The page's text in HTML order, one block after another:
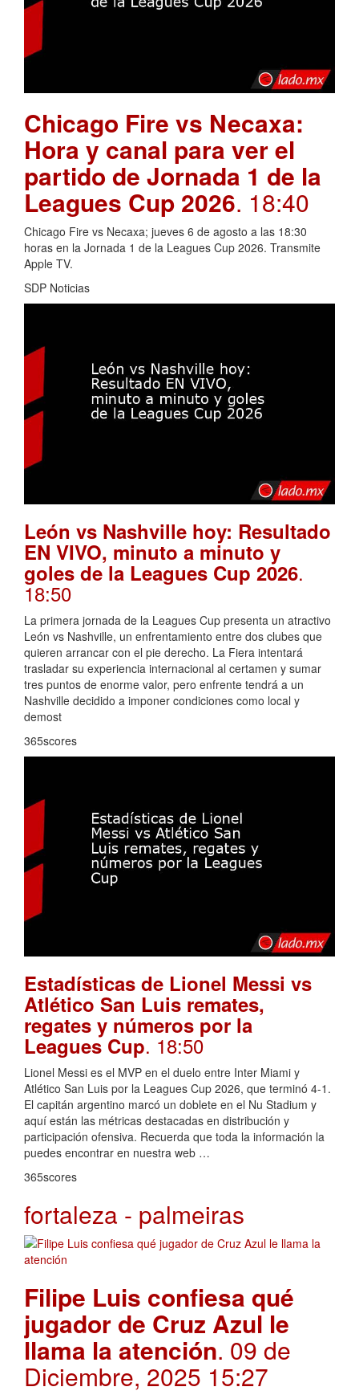
Chicago Fire vs Necaxa:
Hora y canal para ver el
partido de Jornada 1 de la
Leagues Cup 2026. 18:40
Chicago Fire vs Necaxa; jueves 6 de agosto a las 18:30
horas en la Jornada 1 de la Leagues Cup 2026. Transmite
Apple TV.
SDP Noticias
León vs Nashville hoy: Resultado
EN VIVO, minuto a minuto y
goles de la Leagues Cup 2026.
18:50
La primera jornada de la Leagues Cup presenta un atractivo
León vs Nashville, un enfrentamiento entre dos clubes que
quieren arrancar con el pie derecho. La Fiera intentará
trasladar su experiencia internacional al certamen y sumar
tres puntos de enorme valor, pero enfrente tendrá a un
Nashville decidido a imponer condiciones como local y
demost
365scores
Estadísticas de Lionel Messi vs
Atlético San Luis remates,
regates y números por la
Leagues Cup. 18:50
Lionel Messi es el MVP en el duelo entre Inter Miami y
Atlético San Luis por la Leagues Cup 2026, que terminó 4-1.
El capitán argentino marcó un doblete en el Nu Stadium y
aquí están las métricas destacadas en distribución y
participación ofensiva. Recuerda que toda la información la
puedes encontrar en nuestra web …
365scores
fortaleza - palmeiras
Filipe Luis confiesa qué
jugador de Cruz Azul le
llama la atención. 09 de
Diciembre, 2025 15:27